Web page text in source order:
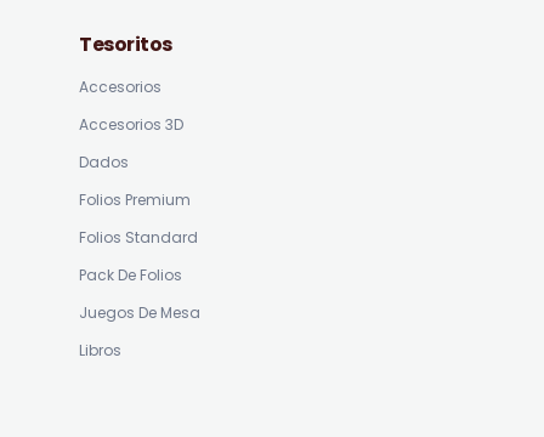
Tesoritos
Accesorios
Accesorios 3D
Dados
Folios Premium
Folios Standard
Pack De Folios
Juegos De Mesa
Libros